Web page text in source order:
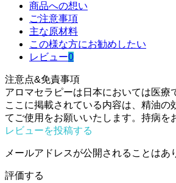
ア
フ
レ
グ
ラ
ン
ス
ミ
ス
ト
30ml
個
商品への想い
ご注意事項
主な原材料
この様な方にお勧めしたい
レビュー0
注意点&免責事項
アロマセラピーは日本においては医療
ここに掲載されている内容は、精油
てご使用をお願いいたします。持病を
レビューを投稿する
メールアドレスが公開されることはあ
評価する